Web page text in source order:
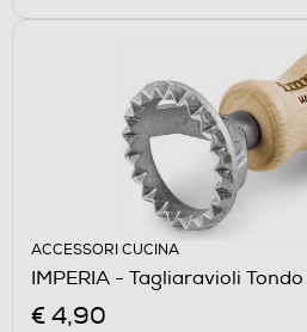
ACCESSORI CUCINA
IMPERIA - Tagliaravioli
€ 4,90